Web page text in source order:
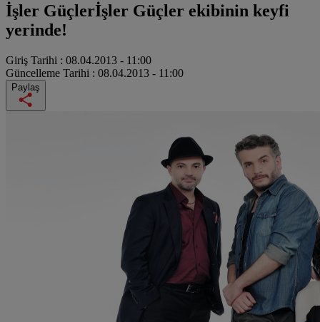
İşler Güçlerİşler Güçler ekibinin keyfi
yerinde!
Giriş Tarihi : 08.04.2013 - 11:00
Güncelleme Tarihi : 08.04.2013 - 11:00
Paylaş